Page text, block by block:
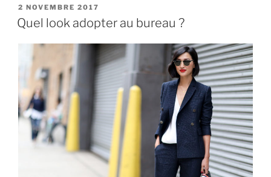
PUBLIÉ
LE
2 NOVEMBRE 2017
Quel look adopter au bureau ?